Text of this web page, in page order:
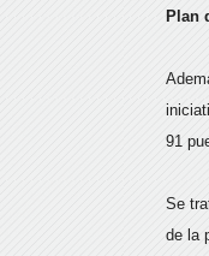
Plan
91
Se
de la